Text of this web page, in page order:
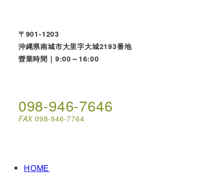
〒901-1203
沖縄県南城市大里字大城2193番地
營業時間｜9:00～16:00
098-946-7646
FAX098-946-7764
HOME